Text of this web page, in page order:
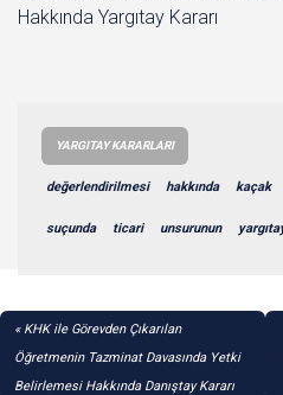
Hakkında Yargıtay Kararı
YARGITAY KARARLARI
değerlendirilmesi hakkında kaçak
suçunda ticari unsurunun
YAZI
GEZINMESI
KHK ile Görevden Çıkarılan
Öğretmenin Tazminat Davasında Yetki
Belirlemesi Hakkında Danıştay Kararı